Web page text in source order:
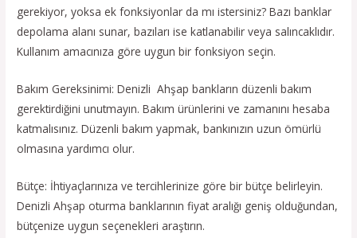
gerekiyor, yoksa ek fonksiyonlar da mı istersiniz? Bazı banklar
depolama alanı sunar, bazıları ise katlanabilir veya salıncaklıdır.
Kullanım amacınıza göre uygun bir fonksiyon seçin.
Bakım Gereksinimi: Denizli Ahşap bankların düzenli bakım
gerektirdiğini unutmayın. Bakım ürünlerini ve zamanını hesaba
katmalısınız. Düzenli bakım yapmak, bankınızın uzun ömürlü
olmasına yardımcı olur.
Bütçe: İhtiyaçlarınıza ve tercihlerinize göre bir bütçe belirleyin.
Denizli Ahşap oturma banklarının fiyat aralığı geniş olduğundan,
bütçenize uygun seçenekleri araştırın.